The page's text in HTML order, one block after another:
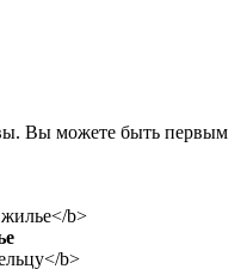
Вы можете быть первым